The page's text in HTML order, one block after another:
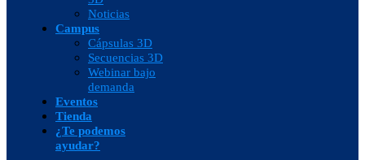
Noticias
Campus
Cápsulas 3D
Secuencias 3D
Webinar bajo
demanda
Eventos
Tienda
¿Te podemos
ayudar?